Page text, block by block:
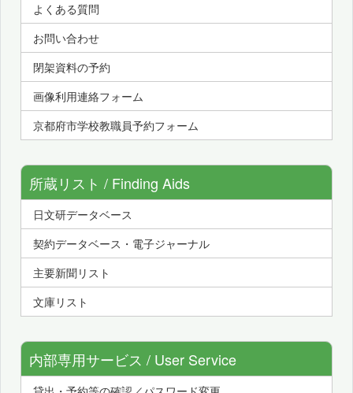
よくある質問
お問い合わせ
閉架資料の予約
画像利用連絡フォーム
京都府市学校教職員予約フォーム
所蔵リスト / Finding Aids
日文研データベース
契約データベース・電子ジャーナル
主要新聞リスト
文庫リスト
内部専用サービス / User Service